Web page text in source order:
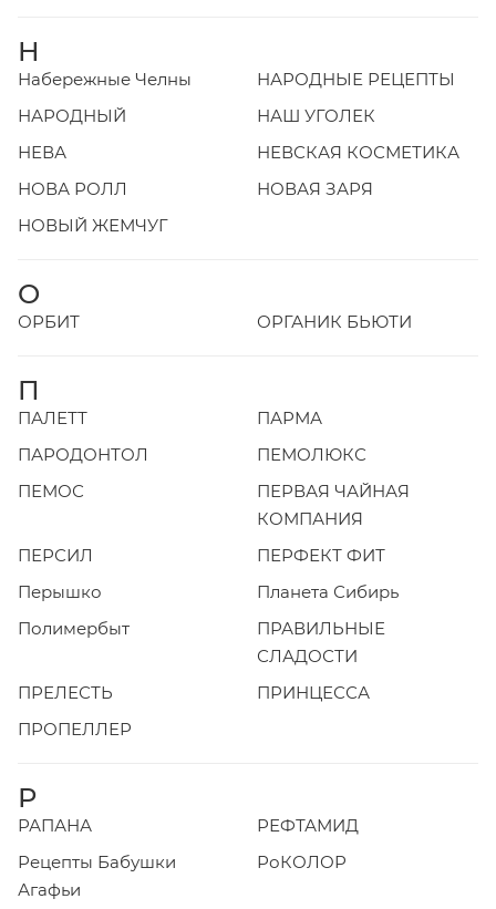
Н
Набережные Челны
НАРОДНЫЕ РЕЦЕПТЫ
НАРОДНЫЙ
НАШ УГОЛЕК
НЕВА
НЕВСКАЯ КОСМЕТИКА
НОВА РОЛЛ
НОВАЯ ЗАРЯ
НОВЫЙ ЖЕМЧУГ
О
ОРБИТ ОРГАНИК БЬЮТИ
П
ПАЛЕТТ
ПАРМА
ПАРОДОНТОЛ
ПЕМОЛЮКС
ПЕМОС
ПЕРВАЯ ЧАЙНАЯ
КОМПАНИЯ
ПЕРСИЛ
ПЕРФЕКТ ФИТ
Перышко
Планета Сибирь
Полимербыт
ПРАВИЛЬНЫЕ
СЛАДОСТИ
ПРЕЛЕСТЬ
ПРИНЦЕССА
ПРОПЕЛЛЕР
Р
РАПАНА
РЕФТАМИД
Рецепты Бабушки
Агафьи
РоКОЛОР